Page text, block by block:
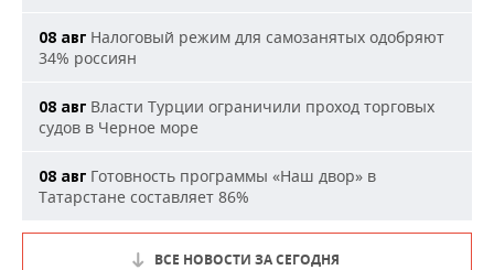
08 авг Налоговый режим для самозанятых одобряют
34% россиян
08 авг Власти Турции ограничили проход торговых
судов в Черное море
08 авг Готовность программы «Наш двор» в
Татарстане составляет 86%
ВСЕ НОВОСТИ ЗА СЕГОДНЯ